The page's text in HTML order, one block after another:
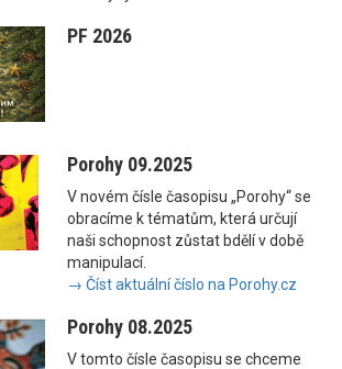
PF 2026
Porohy 09.2025
V novém čísle časopisu „Porohy“ se
obracíme k tématům, která určují
naši schopnost zůstat bdělí v době
manipulací.
→ Číst aktuální číslo na Porohy.cz
Porohy 08.2025
V tomto čísle časopisu se chceme